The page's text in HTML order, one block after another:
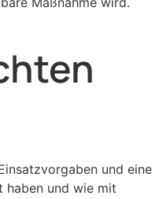
und eine
haben und wie mit